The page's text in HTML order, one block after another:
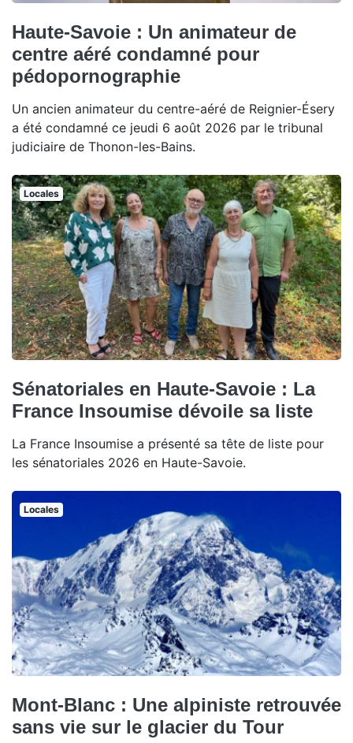
Haute-Savoie : Un animateur de
centre aéré condamné pour
pédopornographie
Un ancien animateur du centre-aéré de Reignier-Ésery
a été condamné ce jeudi 6 août 2026 par le tribunal
judiciaire de Thonon-les-Bains.
Locales
Sénatoriales en Haute-Savoie : La
France Insoumise dévoile sa liste
La France Insoumise a présenté sa tête de liste pour
les sénatoriales 2026 en Haute-Savoie.
Locales
Mont-Blanc : Une alpiniste retrouvée
sans vie sur le glacier du Tour